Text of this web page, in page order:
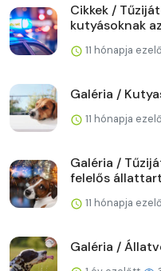
Cikkek /
kutyásoknak
11 hónapja
Galéria /
11 hónapja
Galéria /
felelős
11 hónapja
Galéria /